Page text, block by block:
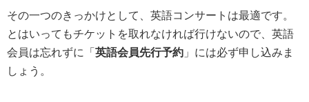
その一つのきっかけとして、英語コンサートは最適です。
とはいってもチケットを取れなければ行けないので、英語
会員は忘れずに「 英語会員先行予約 」には必ず申し込みま
しょう。